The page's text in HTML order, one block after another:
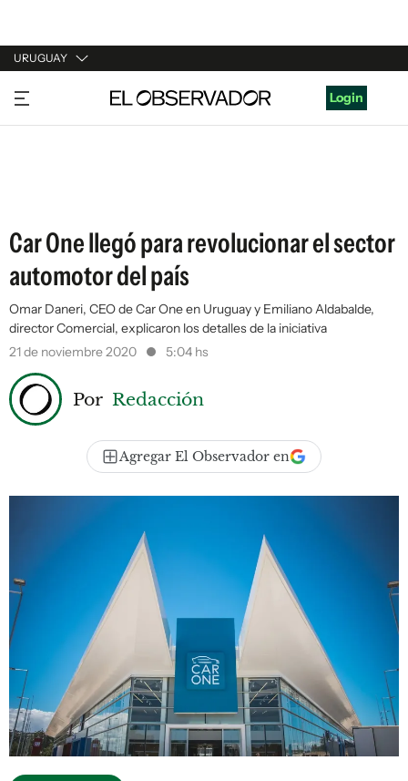
URUGUAY
URUGUAY
ARGENTINA
Login
Car One llegó para revolucionar el sector
automotor del país
Omar Daneri, CEO de Car One en Uruguay y Emiliano Aldabalde,
director Comercial, explicaron los detalles de la iniciativa
21 de noviembre 2020
5:04 hs
Por Redacción
Agregar El Observador en